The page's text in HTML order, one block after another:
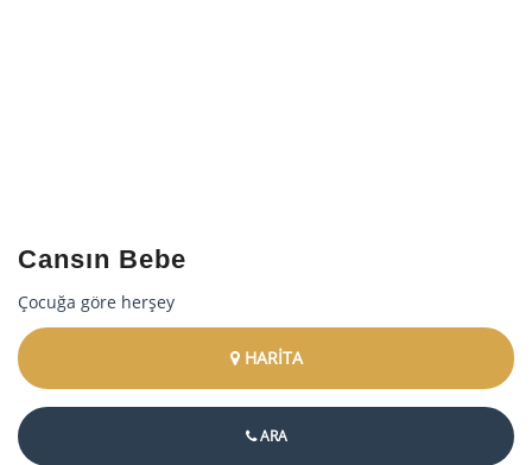
Cansın Bebe
Çocuğa göre herşey
HARİTA
ARA